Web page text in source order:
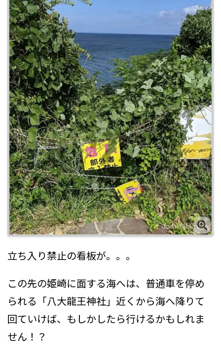
立ち入り禁止の看板が。。。
この先の姫崎に面する海へは、普通車を停め
られる「八大龍王神社」近くから海へ降りて
回ていけば、もしかしたら行けるかもしれま
せん！？